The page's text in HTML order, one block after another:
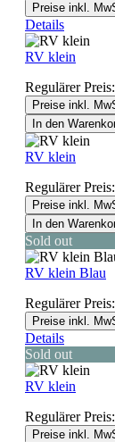
Preise inkl.
Details
RV klein
Regulärer Preis:
Preise inkl.
In den
RV klein
Regulärer Preis:
Preise inkl.
In den
Sold out
RV klein Blau
Regulärer Preis:
Preise inkl.
Details
Sold out
RV klein
Regulärer Preis:
Preise inkl.